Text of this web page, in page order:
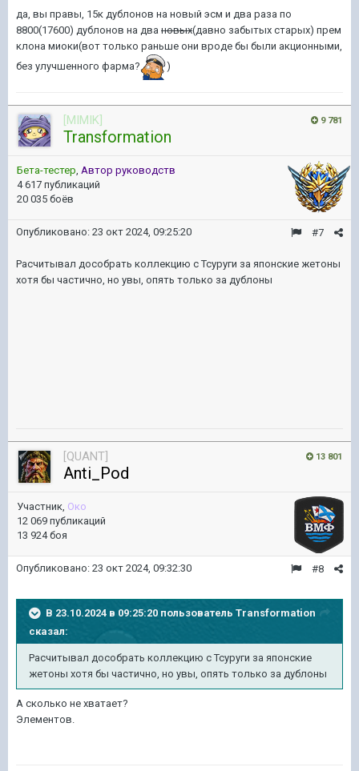
да, вы правы, 15к дублонов на новый эсм и два раза по
8800(17600) дублонов на два новых(давно забытых старых) прем
клона миоки(вот только раньше они вроде бы были акционными,
без улучшенного фарма?
)
9 781
[MIMIK]
Transformation
Бета-тестер, Автор руководств
4 617 публикаций
20 035 боёв
#7
Опубликовано: 23 окт 2024, 09:25:20
Расчитывал дособрать коллекцию с Тсуруги за японские жетоны
хотя бы частично, но увы, опять только за дублоны
13 801
[QUANT]
Anti_Pod
Участник, Око
12 069 публикаций
13 924 боя
#8
Опубликовано: 23 окт 2024, 09:32:30
В 23.10.2024 в 09:25:20 пользователь Transformation
сказал:
Расчитывал дособрать коллекцию с Тсуруги за японские
жетоны хотя бы частично, но увы, опять только за дублоны
А сколько не хватает?
Элементов.